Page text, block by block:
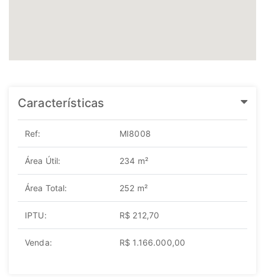
Características
Ref: MI8008
Área Útil: 234 m²
Área Total: 252 m²
IPTU: R$ 212,70
Venda: R$ 1.166.000,00